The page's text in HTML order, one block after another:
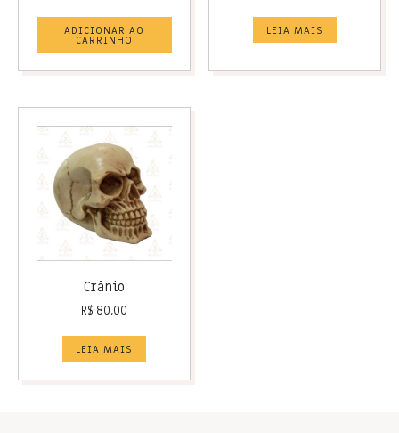
ADICIONAR AO
CARRINHO
LEIA MAIS
Crânio
R$ 80,00
LEIA MAIS